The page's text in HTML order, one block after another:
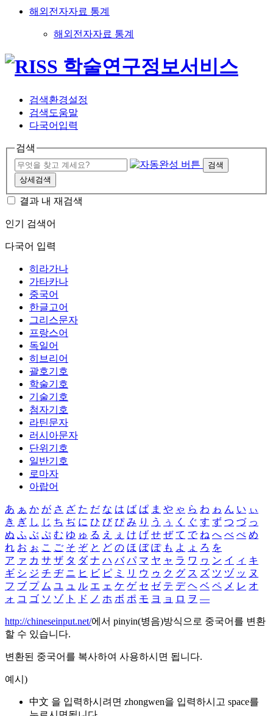
해외전자자료 통계
해외전자자료 통계
검색환경설정
검색도움말
다국어입력
검색
검색
상세검색
결과 내 재검색
인기 검색어
다국어 입력
히라가나
가타카나
중국어
한글고어
그리스문자
프랑스어
독일어
히브리어
괄호기호
학술기호
기술기호
첨자기호
라틴문자
러시아문자
단위기호
일반기호
로마자
아랍어
あ ぁ か が さ ざ た だ な は ば ぱ ま や ゃ ら わ ゎ ん い ぃ
き ぎ し じ ち ぢ に ひ び ぴ み り う ぅ く ぐ す ず つ づ っ
ぬ ふ ぶ ぷ む ゆ ゅ る え ぇ け げ せ ぜ て で ね へ べ ぺ め
れ お ぉ こ ご そ ぞ と ど の ほ ぼ ぽ も よ ょ ろ を
ア ァ カ サ ザ タ ダ ナ ハ バ パ マ ヤ ャ ラ ワ ヮ ン イ ィ キ
ギ シ ジ チ ヂ ニ ヒ ビ ピ ミ リ ウ ゥ ク グ ス ズ ツ ヅ ッ ヌ
フ ブ プ ム ユ ュ ル エ ェ ケ ゲ セ ゼ テ デ ヘ ベ ペ メ レ オ
ォ コ ゴ ソ ゾ ト ド ノ ホ ボ ポ モ ヨ ョ ロ ヲ ―
http://chineseinput.net/에서 pinyin(병음)방식으로 중국어를 변환
할 수 있습니다.
변환된 중국어를 복사하여 사용하시면 됩니다.
예시)
中文 을 입력하시려면 zhongwen을 입력하시고 space를